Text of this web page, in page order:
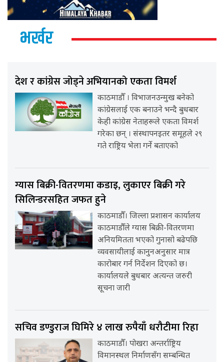
भर्खर
देश र कांग्रेस जोड्ने अभियानको एकता विमर्श
काठमाडौँ । विभाजनउन्मुख बनेको
कांग्रेसलाई एक बनाउने भन्दै बुधबार
केही कांग्रेस नेताहरूले एकता विमर्श
गरेका छन् । संस्थापनइतर समूहले २९
गते राष्ट्रिय भेला गर्ने बताएको
ग्यास बिक्री-वितरणमा कडाइ, लुकाएर बिक्री गरे
सिलिन्डरसहित जफत हुने
काठमाडौँ। जिल्ला प्रशासन कार्यालय
काठमाडौँले ग्यास बिक्री-वितरणमा
अनियमितता भएको गुनासो बढेपछि
व्यवसायीलाई कानुनअनुसार मात्र
कारोबार गर्न निर्देशन दिएको छ।
कार्यालयले बुधबार अत्यन्त जरुरी
सूचना जारी
सचिव डण्डुराज घिमिरे ४ लाख रुपैयाँ धरौटीमा रिहा
काठमाडौँ। पोखरा अन्तर्राष्ट्रिय
विमानस्थल निर्माणसँग सम्बन्धित